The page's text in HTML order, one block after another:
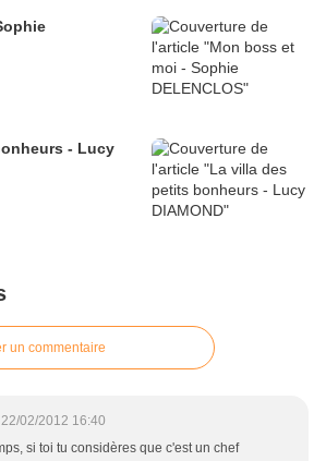
- Lucy
un commentaire
22/02/2012 16:40
si toi tu considères que c'est un chef